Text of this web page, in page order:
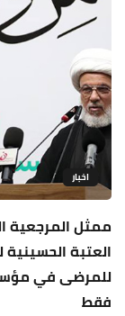
اخبار
العتبة
للمرضى في
فقط